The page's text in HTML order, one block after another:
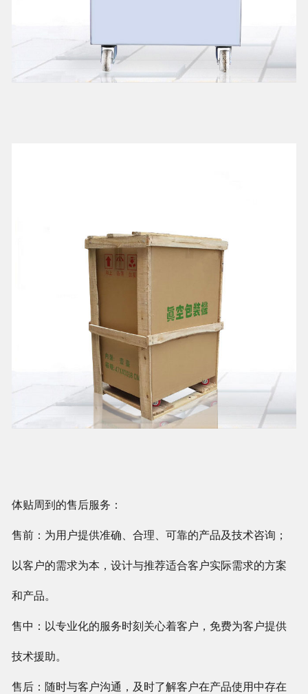
体贴周到的售后服务：
售前：为用户提供准确、合理、可靠的产品及技术咨询；
以客户的需求为本，设计与推荐适合客户实际需求的方案
和产品。
售中：以专业化的服务时刻关心着客户，免费为客户提供
技术援助。
售后：随时与客户沟通，及时了解客户在产品使用中存在